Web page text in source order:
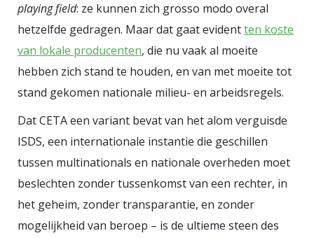
playing field: ze kunnen zich grosso modo overal
hetzelfde gedragen. Maar dat gaat evidentten koste
van lokale producenten, die nu vaak al moeite
hebben zich stand te houden, en van met moeite tot
stand gekomen nationale milieu- en arbeidsregels.
Dat CETA een variant bevat van het alom verguisde
ISDS, een internationale instantie die geschillen
tussen multinationals en nationale overheden moet
beslechten zonder tussenkomst van een rechter, in
het geheim, zonder transparantie, en zonder
mogelijkheid van beroep – is de ultieme steen des